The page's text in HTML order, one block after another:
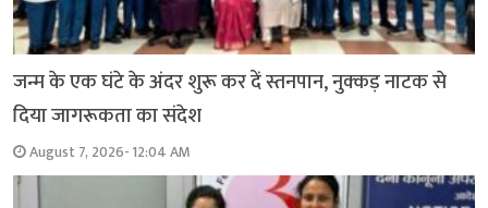
जन्म के एक घंटे के अंदर शुरू कर दें स्तनपान, नुक्कड़ नाटक से
दिया जागरूकता का संदेश
August 7, 2026- 12:04 AM